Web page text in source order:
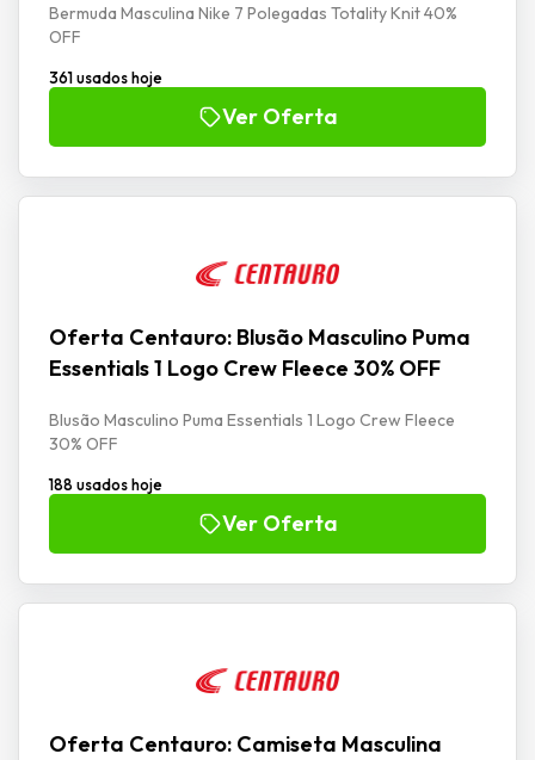
Bermuda Masculina Nike 7 Polegadas Totality Knit 40%
OFF
361 usados hoje
Ver Oferta
Oferta Centauro: Blusão Masculino Puma
Essentials 1 Logo Crew Fleece 30% OFF
Blusão Masculino Puma Essentials 1 Logo Crew Fleece
30% OFF
188 usados hoje
Ver Oferta
Oferta Centauro: Camiseta Masculina